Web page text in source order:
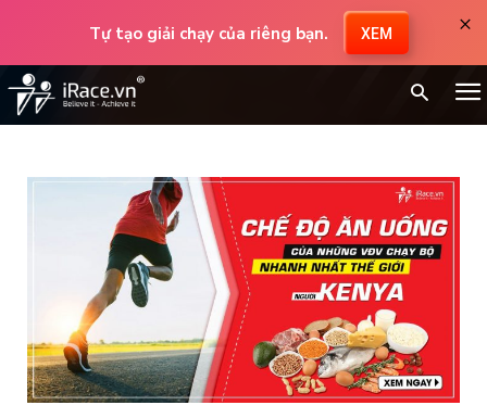
Tự tạo giải chạy của riêng bạn. XEM ×